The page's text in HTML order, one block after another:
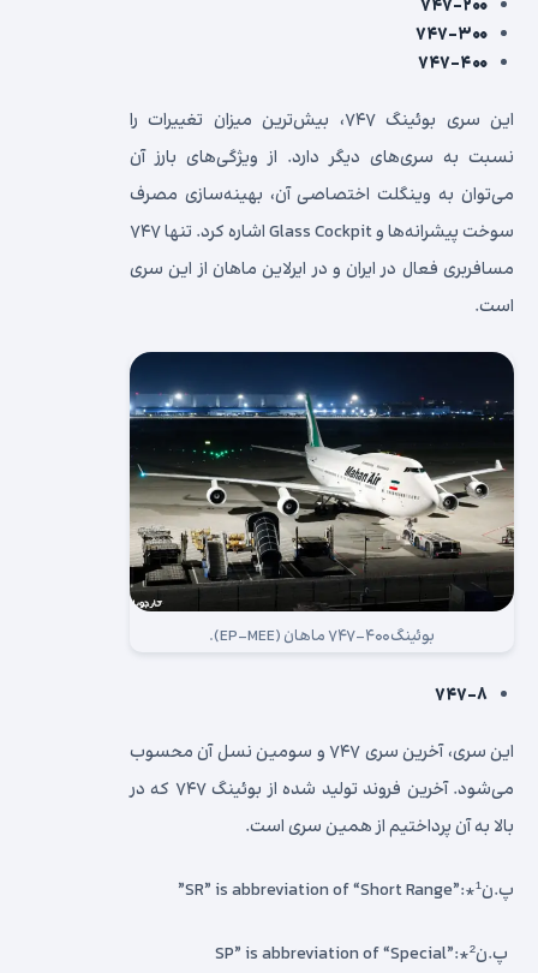
۷۴۷-۲۰۰
۷۴۷-۳۰۰
۷۴۷-۴۰۰
این سری بوئینگ ۷۴۷، بیش‌ترین میزان تغییرات را
نسبت به سری‌های دیگر دارد. از ویژگی‌های بارز آن
می‌توان به وینگلت اختصاصی آن، بهینه‌سازی مصرف
سوخت پیشرانه‌ها و Glass Cockpit اشاره کرد. تنها ۷۴۷
مسافربری فعال در ایران و در ایرلاین ماهان از این سری
است.
بوئینگ۴۰۰-۷۴۷ ماهان (EP-MEE).
۷۴۷-۸
این سری، آخرین سری ۷۴۷ و سومین نسل آن محسوب
می‌شود. آخرین فروند تولید شده از بوئینگ ۷۴۷ که در
بالا به آن پرداختیم از همین سری است.
پ.ن¹*:”SR” is abbreviation of “Short Range”
پ.ن²*:”SP” is abbreviation of “Special